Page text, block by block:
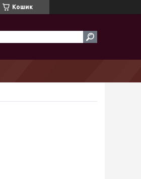
Кошик